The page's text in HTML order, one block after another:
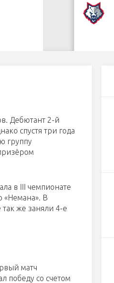
Дебютант 2-й
спустя три года
группу
в III чемпионате
«Немана». В
же заняли 4-е
матч
победу со счетом